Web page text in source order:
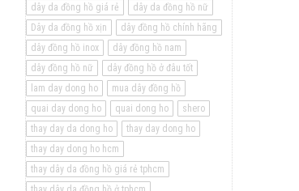
dây da đồng hồ giá rẻ
dây da đồng hồ nữ
Dây da đồng hồ xịn
dây đồng hồ chính hãng
dây đồng hồ inox
dây đồng hồ nam
dây đồng hồ nữ
dây đồng hồ ở đâu tốt
lam day dong ho
mua dây đồng hồ
quai day dong ho
quai dong ho
shero
thay day da dong ho
thay day dong ho
thay day dong ho hcm
thay dây da đồng hồ giá rẻ tphcm